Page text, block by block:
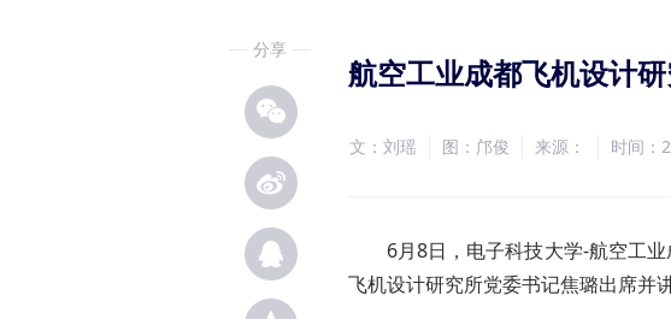
分享
航空工业成都飞机设计
文：刘瑶 图：邝俊 来源： 时间：
6月8日，电子科技大学-航空工
飞机设计研究所党委书记焦璐出席并讲